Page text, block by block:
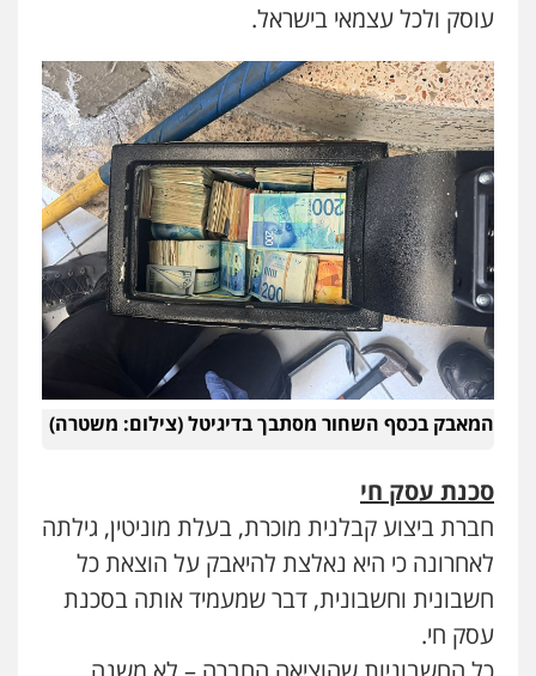
עוסק ולכל עצמאי בישראל.
המאבק בכסף השחור מסתבך בדיגיטל (צילום: משטרה)
סכנת עסק חי
חברת ביצוע קבלנית מוכרת, בעלת מוניטין, גילתה
לאחרונה כי היא נאלצת להיאבק על הוצאת כל
חשבונית וחשבונית, דבר שמעמיד אותה בסכנת
עסק חי.